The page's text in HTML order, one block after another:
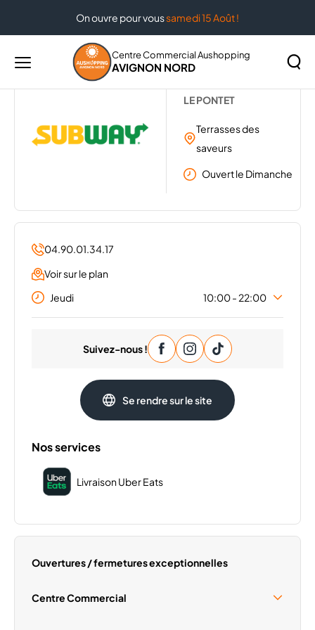
On ouvre pour voussamedi 15 Août !
Menu
principal
Centre Commercial Aushopping
AVIGNON NORD
SUBWAY
LE PONTET
Terrasses des
saveurs
Ouvert le Dimanche
04.90.01.34.17
Voir sur le plan
Jeudi
10:00 - 22:00
10:00 - 22:00
10:00 - 22:00
Vendredi
10:00 - 22:00
Samedi
10:00 - 22:00
Suivez-nous !
Se rendre sur le site
Nos services
Livraison Uber Eats
Ouvertures / fermetures exceptionnelles
Centre Commercial